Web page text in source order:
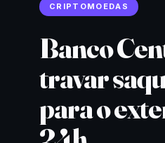
CRIPTOMOEDAS
Banco
travar
para o